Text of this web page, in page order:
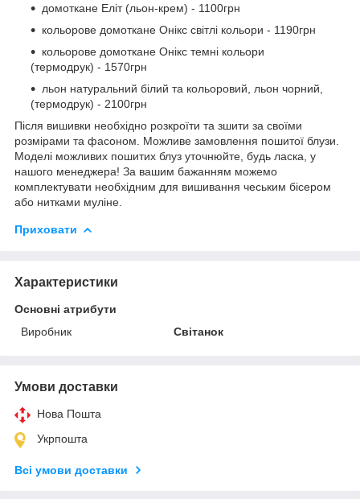
домоткане Еліт (льон-крем) - 1100грн
кольорове домоткане Онікс світлі кольори - 1190грн
кольорове домоткане Онікс темні кольори
(термодрук) - 1570грн
льон натуральний білий та кольоровий, льон чорний,
(термодрук) - 2100грн
Після вишивки необхідно розкроїти та зшити за своїми
розмірами та фасоном. Можливе замовлення пошитої блузи.
Моделі можливих пошитих блуз уточнюйте, будь ласка, у
нашого менеджера! За вашим бажанням можемо
комплектувати необхідним для вишивання чеським бісером
або нитками муліне.
Приховати
Характеристики
Основні атрибути
Виробник
Світанок
Умови доставки
Нова Пошта
Укрпошта
Всі умови доставки